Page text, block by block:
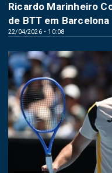
22/04/2026 • 10:08
Ricardo Marinheiro
de BTT em Barcelona